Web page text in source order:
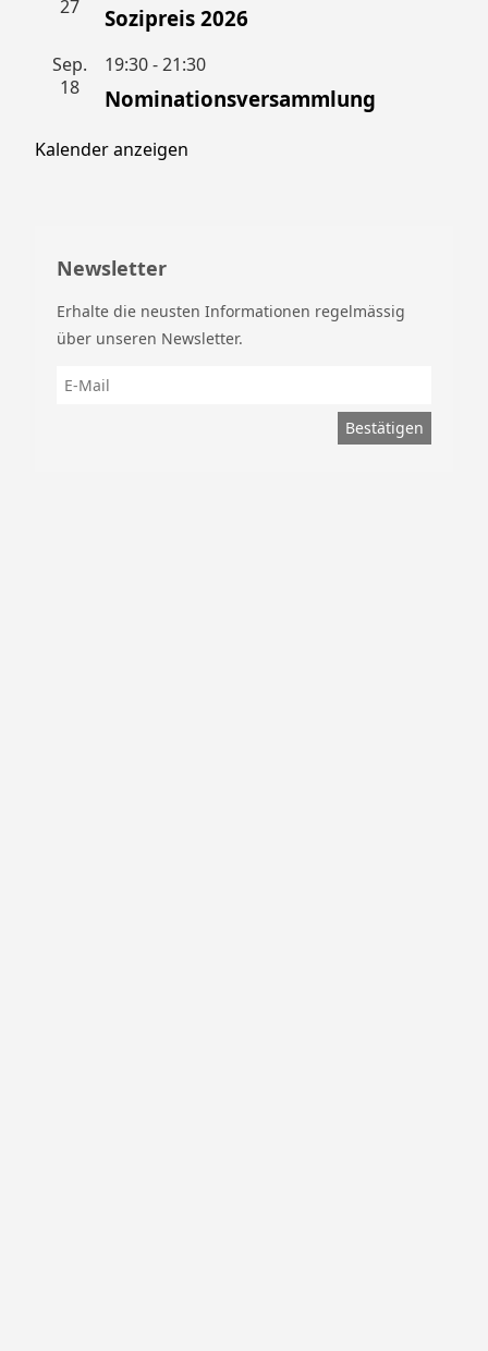
27
Sozipreis 2026
Sep.
18
19:30-21:30
Nominationsversammlung
Kalender anzeigen
Newsletter
Erhalte die neusten Informationen regelmässig
über unseren Newsletter.